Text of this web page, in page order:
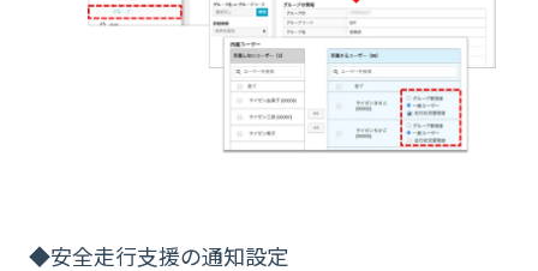
◆安全走行支援の通知設定